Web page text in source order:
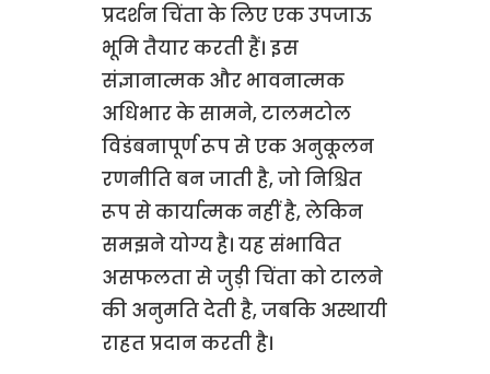
प्रदर्शन चिंता के लिए एक उपजाऊ
भूमि तैयार करती हैं। इस
संज्ञानात्मक और भावनात्मक
अधिभार के सामने, टालमटोल
विडंबनापूर्ण रूप से एक अनुकूलन
रणनीति बन जाती है, जो निश्चित
रूप से कार्यात्मक नहीं है, लेकिन
समझने योग्य है। यह संभावित
असफलता से जुड़ी चिंता को टालने
की अनुमति देती है, जबकि अस्थायी
राहत प्रदान करती है।